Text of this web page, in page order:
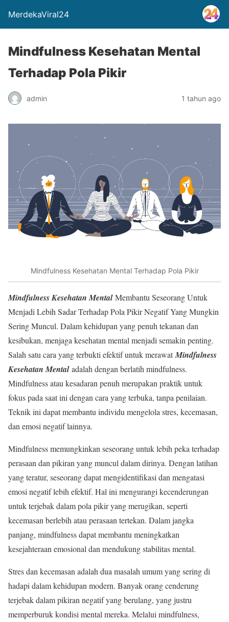
MerdekaViral24
Mindfulness Kesehatan Mental
Terhadap Pola Pikir
admin 1 tahun ago
Mindfulness Kesehatan Mental Terhadap Pola Pikir
Mindfulness Kesehatan MentalMembantu Seseorang Untuk
Menjadi Lebih Sadar Terhadap Pola Pikir Negatif Yang Mungkin
Sering Muncul. Dalam kehidupan yang penuh tekanan dan
kesibukan, menjaga kesehatan mental menjadi semakin penting.
Salah satu cara yang terbukti efektif untuk merawatMindfulness
Kesehatan Mentaladalah dengan berlatih mindfulness.
Mindfulness atau kesadaran penuh merupakan praktik untuk
fokus pada saat ini dengan cara yang terbuka, tanpa penilaian.
Teknik ini dapat membantu individu mengelola stres, kecemasan,
dan emosi negatif lainnya.
Mindfulness memungkinkan seseorang untuk lebih peka terhadap
perasaan dan pikiran yang muncul dalam dirinya. Dengan latihan
yang teratur, seseorang dapat mengidentifikasi dan mengatasi
emosi negatif lebih efektif. Hal ini mengurangi kecenderungan
untuk terjebak dalam pola pikir yang merugikan, seperti
kecemasan berlebih atau perasaan tertekan. Dalam jangka
panjang, mindfulness dapat membantu meningkatkan
kesejahteraan emosional dan mendukung stabilitas mental.
Stres dan kecemasan adalah dua masalah umum yang sering di
hadapi dalam kehidupan modern. Banyak orang cenderung
terjebak dalam pikiran negatif yang berulang, yang justru
memperburuk kondisi mental mereka. Melalui mindfulness,